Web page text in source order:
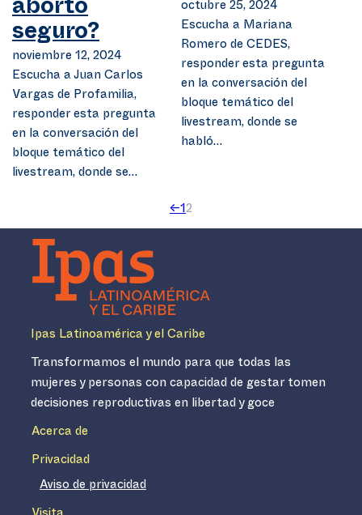
aborto
seguro?
noviembre 12, 2024
Escucha a Juan Carlos
Vargas de Profamilia,
responder esta pregunta
en la conversación del
bloque temático del
livestream, donde se…
octubre 25, 2024
Escucha a Mariana
Romero de CEDES,
responder esta pregunta
en la conversación del
bloque temático del
livestream, donde se
habló…
← 2
Ipas Latinoamérica y el Caribe
Transformamos el mundo para que todas las
mujeres y personas con capacidad de gestar tomen
decisiones reproductivas en libertad y goce
Acerca de
Privacidad
Aviso de privacidad